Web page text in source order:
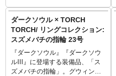
■造型: 大畠雅人
TORCH TORCH OFFICIAL
SITE：http://www.torchtorch.jp
TORCH TORCHのコダワリを
monoマガジンでご紹介いただき
的に荒い仕上げや傷を施してお
ります。
※ハンドメイドで作られている
ため、ひとつひとつの色合いや
表情が微妙に異なります。
──────────────────
ます。
※世界観を再現するため、意図
的に荒い仕上げや傷を施してお
ります。
※国内の職人によってハンドメ
イドで作られているため、ひと
つひとつの色合いや表情が微妙
ーム中そのままの風合いを実現
しました。フロム・ソフトウェ
アの完全監修を経て、『ダーク
ソウル』 の世界観をこの小さな
指輪に凝縮。この「錆び／寂
び」の複雑な表情を、ぜひじっ
す。
グウィン王に仕えた四騎士の一
人であり、「深淵歩き」の異名
を持つアルトリウス。その伝説
とともに在った指輪を、ゲーム
の世界そのままの再現度でお届
ダークソウル × TORCH
TORCH/ リングコレクション:
スズメバチの指輪 23号
『ダークソウル』『ダークソウ
ルIII』に登場する装備品、「ス
ズメバチの指輪」。グウィンに